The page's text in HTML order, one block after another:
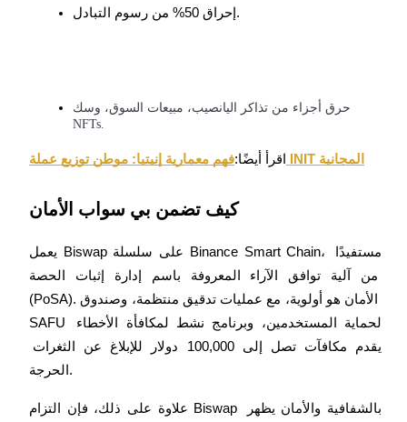
تعلم الستاكينغ
شركاء Bitrue
إحراق 50% من رسوم التبادل.
حرق أجزاء من تذاكر اليانصيب، مبيعات السوق، وسك
NFTs.
اقرأ أيضًا: فهم معمارية إنيتيا: موطن توزيع عملة INIT المجانية
كيف تضمن بي سواب الأمان
يعمل Biswap على سلسلة Binance Smart Chain، مستفيدًا
من آلية توافق الآراء المعروفة باسم إدارة إثبات الحصة
(PoSA). الأمان هو أولوية، مع عمليات تدقيق منتظمة، وصندوق
SAFU لحماية المستخدمين، وبرنامج نشط لمكافأة الأخطاء
الحرجة.
علاوة على ذلك، فإن التزام Biswap بالشفافية والأمان يظهر